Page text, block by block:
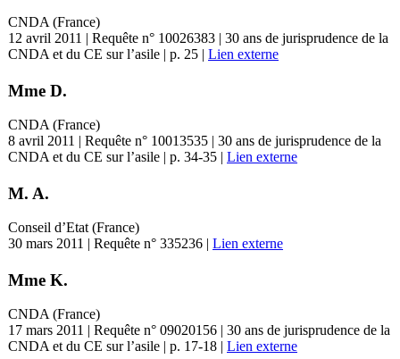
CNDA (France)
12 avril 2011 | Requête n° 10026383 | 30 ans de jurisprudence de la
CNDA et du CE sur l’asile | p. 25 | Lien externe
Mme D.
CNDA (France)
8 avril 2011 | Requête n° 10013535 | 30 ans de jurisprudence de la
CNDA et du CE sur l’asile | p. 34-35 | Lien externe
M. A.
Conseil d’Etat (France)
30 mars 2011 | Requête n° 335236 | Lien externe
Mme K.
CNDA (France)
17 mars 2011 | Requête n° 09020156 | 30 ans de jurisprudence de la
CNDA et du CE sur l’asile | p. 17-18 | Lien externe